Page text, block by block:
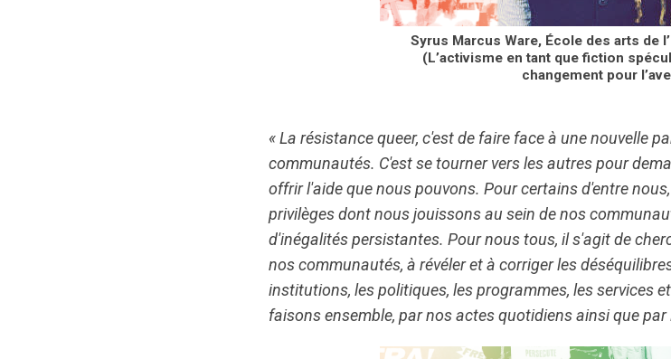
Syrus Marcus Ware, École des arts de
(L’activisme en tant que fiction
changement pour
« La résistance queer, c'est de faire face à une nouvelle
communautés. C'est se tourner vers les autres pour
offrir l'aide que nous pouvons. Pour certains d'entre
privilèges dont nous jouissons au sein de nos
d'inégalités persistantes. Pour nous tous, il s'agit de
nos communautés, à révéler et à corriger les
institutions, les politiques, les programmes, les services
faisons ensemble, par nos actes quotidiens ainsi que